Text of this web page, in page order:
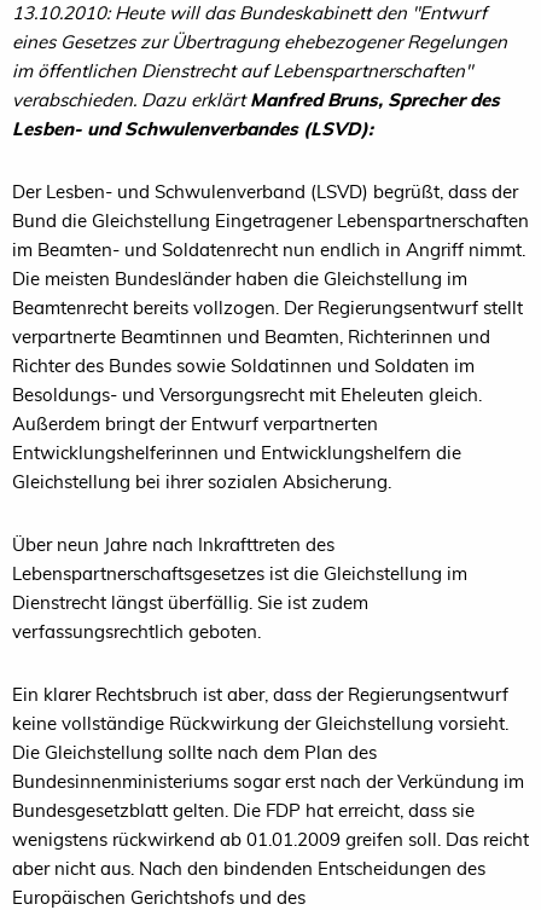
13.10.2010: Heute will das Bundeskabinett den "Entwurf
eines Gesetzes zur Übertragung ehebezogener Regelungen
im öffentlichen Dienstrecht auf Lebenspartnerschaften"
verabschieden. Dazu erklärtManfred Bruns, Sprecher des
Lesben- und Schwulenverbandes (LSVD):
Der Lesben- und Schwulenverband (LSVD) begrüßt, dass der
Bund die Gleichstellung Eingetragener Lebenspartnerschaften
im Beamten- und Soldatenrecht nun endlich in Angriff nimmt.
Die meisten Bundesländer haben die Gleichstellung im
Beamtenrecht bereits vollzogen. Der Regierungsentwurf stellt
verpartnerte Beamtinnen und Beamten, Richterinnen und
Richter des Bundes sowie Soldatinnen und Soldaten im
Besoldungs- und Versorgungsrecht mit Eheleuten gleich.
Außerdem bringt der Entwurf verpartnerten
Entwicklungshelferinnen und Entwicklungshelfern die
Gleichstellung bei ihrer sozialen Absicherung.
Über neun Jahre nach Inkrafttreten des
Lebenspartnerschaftsgesetzes ist die Gleichstellung im
Dienstrecht längst überfällig. Sie ist zudem
verfassungsrechtlich geboten.
Ein klarer Rechtsbruch ist aber, dass der Regierungsentwurf
keine vollständige Rückwirkung der Gleichstellung vorsieht.
Die Gleichstellung sollte nach dem Plan des
Bundesinnenministeriums sogar erst nach der Verkündung im
Bundesgesetzblatt gelten. Die FDP hat erreicht, dass sie
wenigstens rückwirkend ab 01.01.2009 greifen soll. Das reicht
aber nicht aus. Nach den bindenden Entscheidungen des
Europäischen Gerichtshofs und des